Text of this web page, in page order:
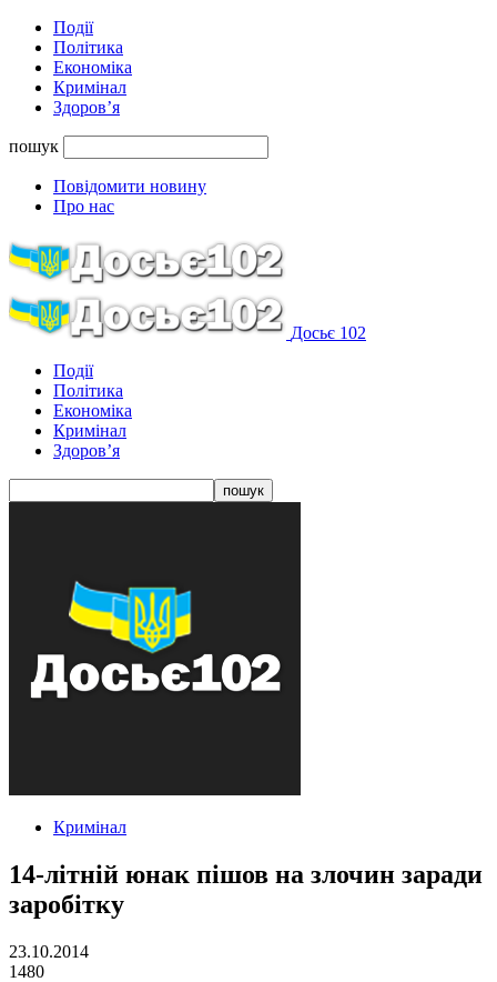
Події
Політика
Економіка
Кримінал
Здоров’я
пошук
Повідомити новину
Про нас
Досьє 102
Події
Політика
Економіка
Кримінал
Здоров’я
Кримінал
14-літній юнак пішов на злочин заради
заробітку
23.10.2014
1480